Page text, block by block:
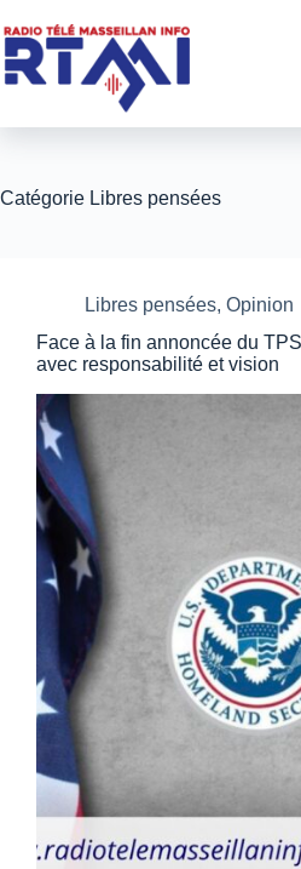
au
contenu
Catégorie Libres pensées
Libres pensées, Opinion
Face à la fin annoncée du
avec responsabilité et vision